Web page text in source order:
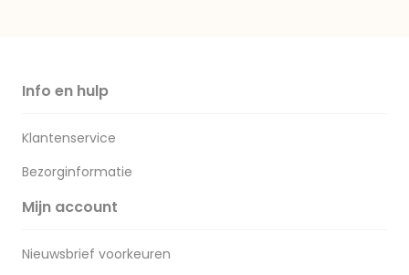
Info en hulp
Klantenservice
Bezorginformatie
Mijn account
Nieuwsbrief voorkeuren